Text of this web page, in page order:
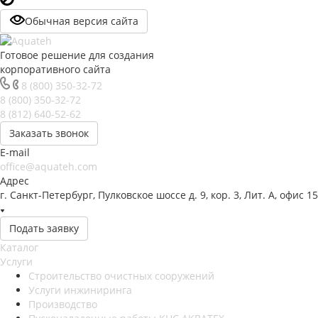
Обычная версия сайта
Готовое решение для создания
корпоративного сайта
8 (800) 350-32-72
8 (800) 350-32-72
8 (812) 640-52-62
Заказать звонок
E-mail
office@aquateh.com
Адрес
г. Санкт-Петербург, Пулковское шоссе д. 9, кор. 3, Лит. А, офис
Подать заявку
Каталог
Услуги
Строительство очистных сооружений
Услуги инжиниринга
Производство